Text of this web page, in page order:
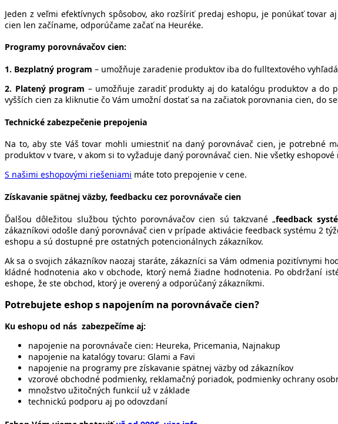
Jeden z veľmi efektívnych spôsobov, ako rozšíriť predaj eshopu, je ponúkať tovar
cien len začíname, odporúčame začať na Heuréke.
Programy porovnávačov cien:
1. Bezplatný program – umožňuje zaradenie produktov iba do fulltextového
2. Platený program – umožňuje zaradiť produkty aj do katalógu produktov a do
vyšších cien za kliknutie čo Vám umožní dostať sa na začiatok porovnania cien, do
Technické zabezpečenie prepojenia
Na to, aby ste Váš tovar mohli umiestniť na daný porovnávač cien, je potrebné
produktov v tvare, v akom si to vyžaduje daný porovnávač cien. Nie všetky
S našimi eshopovými riešeniami máte toto prepojenie v cene.
Získavanie spätnej väzby, feedbacku cez porovnávače cien
Ďalšou dôležitou službou týchto porovnávačov cien sú takzvané „feedback
zákazníkovi odošle daný porovnávač cien v prípade aktivácie feedback systému 2
eshopu a sú dostupné pre ostatných potencionálnych zákazníkov.
Ak sa o svojich zákazníkov naozaj staráte, zákazníci sa Vám odmenia pozitívnymi
kládné hodnotenia ako v obchode, ktorý nemá žiadne hodnotenia. Po obdržaní
eshope, že ste obchod, ktorý je overený a odporúčaný zákazníkmi.
Potrebujete eshop s napojením na porovnávače cien?
Ku eshopu od nás zabezpečíme aj:
napojenie na porovnávače cien: Heureka, Pricemania, Najnakup
napojenie na katalógy tovaru: Glami a Favi
napojenie na programy pre získavanie spätnej väzby od zákazníkov
vzorové obchodné podmienky, reklamačný poriadok, podmienky ochrany
množstvo užitočných funkcií už v základe
technickú podporu aj po odovzdaní